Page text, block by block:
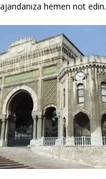
hemen not edin.